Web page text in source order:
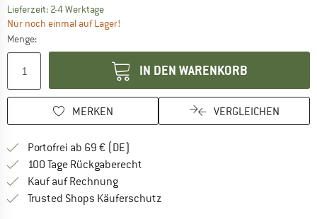
Lieferzeit: 2-4 WerktageDer Link öffnet sich in einer Infobox und
Nur noch einmal auf Lager!
Menge:
IN DEN WARENKORB
MERKEN VERGLEICHEN
Portofrei ab 69 € (DE)
100 Tage Rückgaberecht
Kauf auf RechnungFinde die Zahlungs-Infos hier! Öffnet
Trusted Shops Käuferschutz